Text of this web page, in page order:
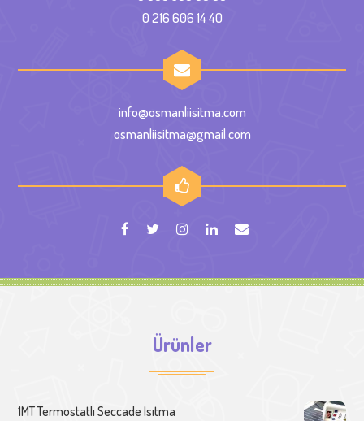
0 216 606 14 40
info@osmanliisitma.com
osmanliisitma@gmail.com
Ürünler
1MT Termostatlı Seccade Isıtma